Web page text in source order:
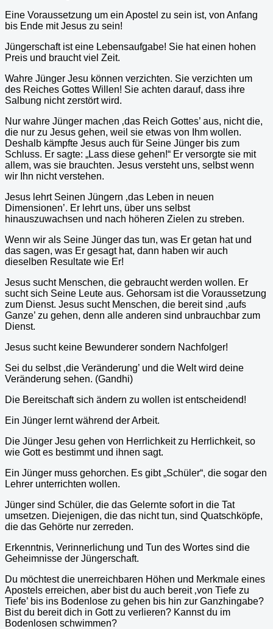
Eine Voraussetzung um ein Apostel zu sein ist, von Anfang
bis Ende mit Jesus zu sein!
Jüngerschaft ist eine Lebensaufgabe! Sie hat einen hohen
Preis und braucht viel Zeit.
Wahre Jünger Jesu können verzichten. Sie verzichten um
des Reiches Gottes Willen! Sie achten darauf, dass ihre
Salbung nicht zerstört wird.
Nur wahre Jünger machen ‚das Reich Gottes’ aus, nicht die,
die nur zu Jesus gehen, weil sie etwas von Ihm wollen.
Deshalb kämpfte Jesus auch für Seine Jünger bis zum
Schluss. Er sagte: „Lass diese gehen!“ Er versorgte sie mit
allem, was sie brauchten. Jesus versteht uns, selbst wenn
wir Ihn nicht verstehen.
Jesus lehrt Seinen Jüngern ‚das Leben in neuen
Dimensionen’. Er lehrt uns, über uns selbst
hinauszuwachsen und nach höheren Zielen zu streben.
Wenn wir als Seine Jünger das tun, was Er getan hat und
das sagen, was Er gesagt hat, dann haben wir auch
dieselben Resultate wie Er!
Jesus sucht Menschen, die gebraucht werden wollen. Er
sucht sich Seine Leute aus. Gehorsam ist die Voraussetzung
zum Dienst. Jesus sucht Menschen, die bereit sind ‚aufs
Ganze’ zu gehen, denn alle anderen sind unbrauchbar zum
Dienst.
Jesus sucht keine Bewunderer sondern Nachfolger!
Sei du selbst ‚die Veränderung’ und die Welt wird deine
Veränderung sehen. (Gandhi)
Die Bereitschaft sich ändern zu wollen ist entscheidend!
Ein Jünger lernt während der Arbeit.
Die Jünger Jesu gehen von Herrlichkeit zu Herrlichkeit, so
wie Gott es bestimmt und ihnen sagt.
Ein Jünger muss gehorchen. Es gibt „Schüler“, die sogar den
Lehrer unterrichten wollen.
Jünger sind Schüler, die das Gelernte sofort in die Tat
umsetzen. Diejenigen, die das nicht tun, sind Quatschköpfe,
die das Gehörte nur zerreden.
Erkenntnis, Verinnerlichung und Tun des Wortes sind die
Geheimnisse der Jüngerschaft.
Du möchtest die unerreichbaren Höhen und Merkmale eines
Apostels erreichen, aber bist du auch bereit ‚von Tiefe zu
Tiefe’ bis ins Bodenlose zu gehen bis hin zur Ganzhingabe?
Bist du bereit dich in Gott zu verlieren? Kannst du im
Bodenlosen schwimmen?